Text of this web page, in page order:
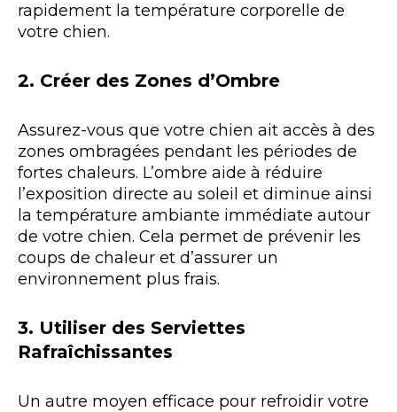
rapidement la température corporelle de
votre chien.
2. Créer des Zones d’Ombre
Assurez-vous que votre chien ait accès à des
zones ombragées pendant les périodes de
fortes chaleurs. L’ombre aide à réduire
l’exposition directe au soleil et diminue ainsi
la température ambiante immédiate autour
de votre chien. Cela permet de prévenir les
coups de chaleur et d’assurer un
environnement plus frais.
3. Utiliser des Serviettes
Rafraîchissantes
Un autre moyen efficace pour refroidir votre